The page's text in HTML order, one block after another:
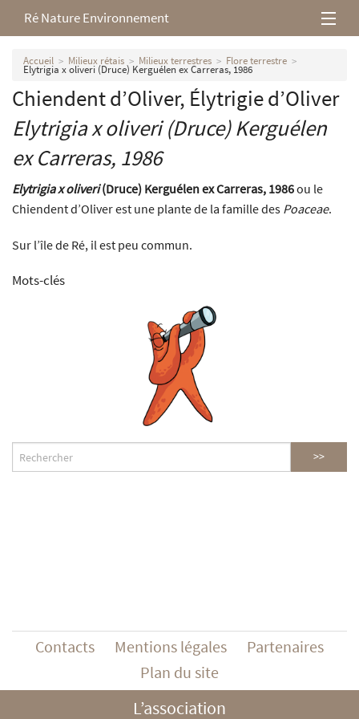
Ré Nature Environnement
L’association
Milieux rétais
Nos parutions
Accueil Milieux rétais Milieux terrestres Flore terrestre
Elytrigia x oliveri (Druce) Kerguélen ex Carreras, 1986
Chiendent d’Oliver, Élytrigie d’Oliver
Elytrigia x oliveri(Druce) Kerguélen
ex Carreras, 1986
Elytrigia x oliveri(Druce) Kerguélen ex Carreras, 1986ou le
Chiendent d’Oliver est une plante de la famille des Poaceae.
Sur l’île de Ré, il est peu commun.
Mots-clés
Contacts Mentions légales
Partenaires
Plan du site
L’association